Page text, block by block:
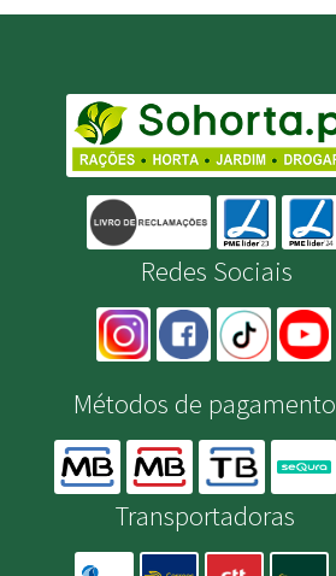
Redes Sociais
Métodos de pagamento
Transportadoras